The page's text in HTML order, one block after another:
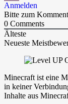
Anmelden
Bitte zum
0 Comments
Älteste
Neueste
Minecraft ist eine
in keiner
Inhalte aus